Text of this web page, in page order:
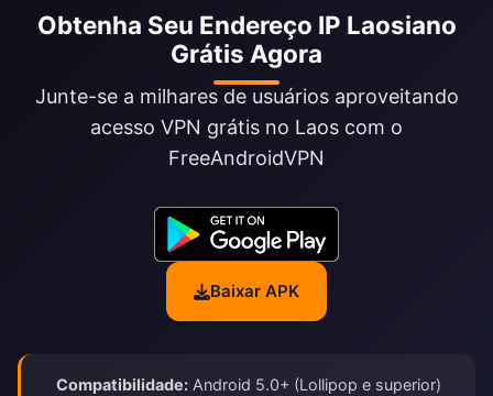
Obtenha Seu Endereço IP Laosiano
Grátis Agora
Junte-se a milhares de usuários aproveitando
acesso VPN grátis no Laos com o
FreeAndroidVPN
Baixar APK
Compatibilidade:Android 5.0+ (Lollipop e superior)